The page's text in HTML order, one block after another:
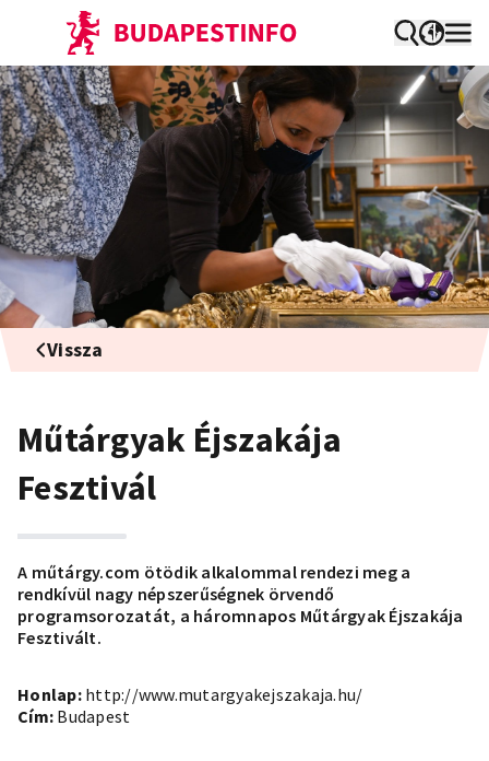
Vissza
Műtárgyak Éjszakája
Fesztivál
A műtárgy.com ötödik alkalommal rendezi meg a
rendkívül nagy népszerűségnek örvendő
programsorozatát, a háromnapos Műtárgyak Éjszakája
Fesztivált.
Honlap:http://www.mutargyakejszakaja.hu/
Cím: Budapest